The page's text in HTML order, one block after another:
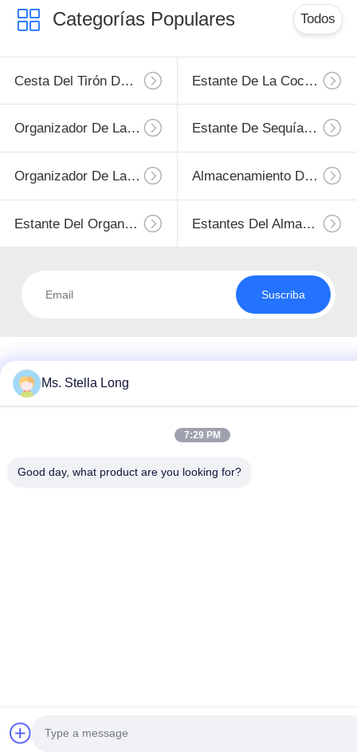
Categorías Populares Todos
Cesta Del Tirón De La Cocina Estante De La Cocina De La Pared
Organizador De La Casa De La Cocina Estante De Sequía Del Plato
Organizador De La Cocina Almacenamiento Del Acero Inoxidable
Estante Del Organizador De La Cocina Estantes Del Almacenamiento De La Cocina
Suscriba
Ms. Stella Long
7:29 PM
Good day, what product are you looking for?